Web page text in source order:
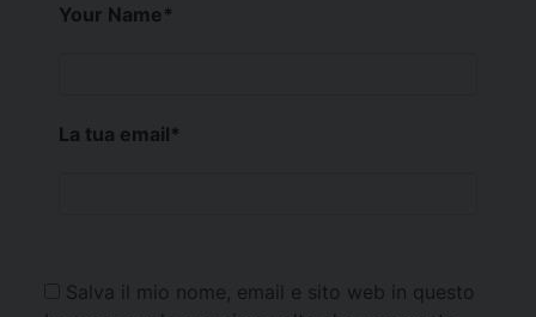
Your Name*
La tua email*
Salva il mio nome, email e sito web in questo